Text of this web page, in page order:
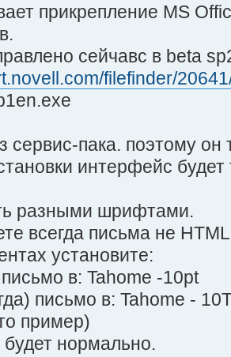
прикрепление MS
сейчавс в beta
filefinder/
сервис-пака. поэтому он
интерфейс
разными шрифтами.
всегда письма не
установите:
в: Tahome -10pt
письмо в: Tahome -
пример)
будет нормально.